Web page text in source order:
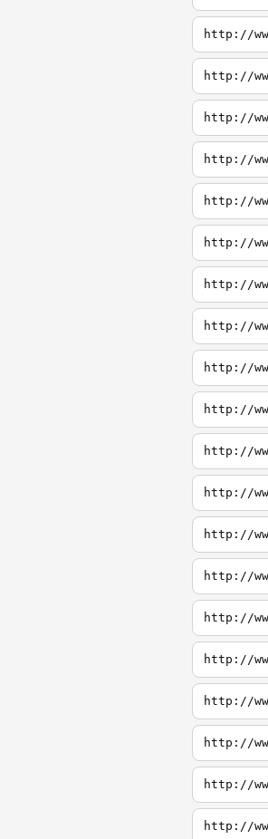
http://
http://
http://
http://
http://
http://
http://
http://
http://
http://
http://
http://
http://
http://
http://
http://
http://
http://
http://
http://